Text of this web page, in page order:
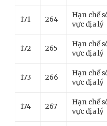
171 264
Hạn chế
vực địa lý
172 265
Hạn chế
vực địa lý
173 266
Hạn chế
vực địa lý
174 267
Hạn chế
vực địa lý